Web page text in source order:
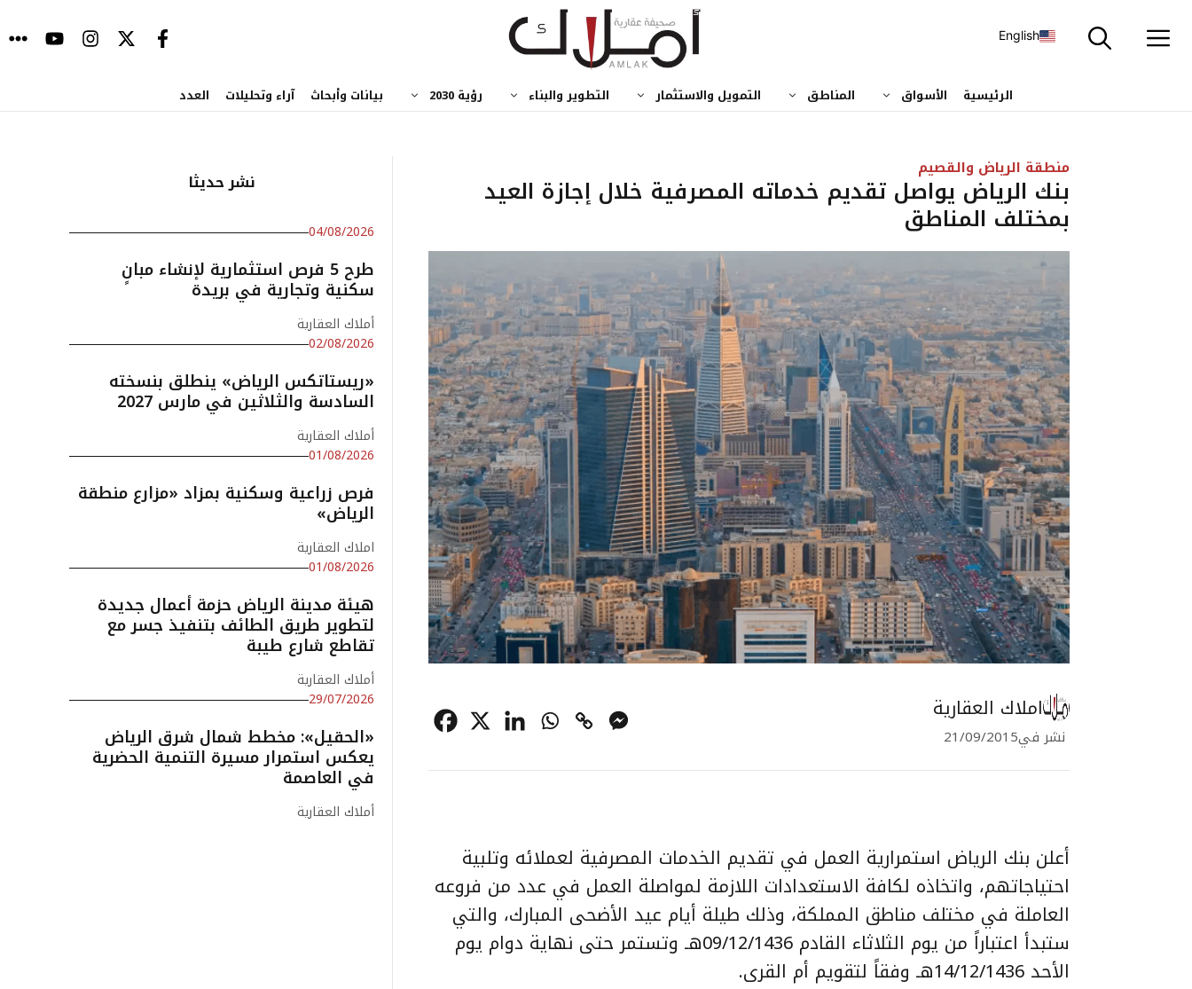
إلى
English
الرئيسية الأسواق المناطق التمويل والاستثمار التطوير والبناء رؤية 2030 بيانات وأبحاث آراء وتحليلات العدد
منطقة الرياض والقصيم
بنك الرياض يواصل تقديم خدماته المصرفية خلال إجازة العيد
بمختلف المناطق
املاك العقارية
نشر في21/09/2015
أعلن بنك الرياض استمرارية العمل في تقديم الخدمات المصرفية لعملائه وتلبية
احتياجاتهم، واتخاذه لكافة الاستعدادات اللازمة لمواصلة العمل في عدد من فروعه
العاملة في مختلف مناطق المملكة، وذلك طيلة أيام عيد الأضحى المبارك، والتي
ستبدأ اعتباراً من يوم الثلاثاء القادم 09/12/1436هـ وتستمر حتى نهاية دوام يوم
الأحد 14/12/1436هـ وفقاً لتقويم أم القرى.
نشر حديثا
04/08/2026
طرح 5 فرص استثمارية لإنشاء مبانٍ
سكنية وتجارية في بريدة
أملاك العقارية
02/08/2026
«ريستاتكس الرياض» ينطلق بنسخته
السادسة والثلاثين في مارس 2027
أملاك العقارية
01/08/2026
فرص زراعية وسكنية بمزاد «مزارع منطقة
الرياض»
املاك العقارية
01/08/2026
هيئة مدينة الرياض حزمة أعمال جديدة
لتطوير طريق الطائف بتنفيذ جسر مع
تقاطع شارع طيبة
أملاك العقارية
29/07/2026
«الحقيل»: مخطط شمال شرق الرياض
يعكس استمرار مسيرة التنمية الحضرية
في العاصمة
أملاك العقارية